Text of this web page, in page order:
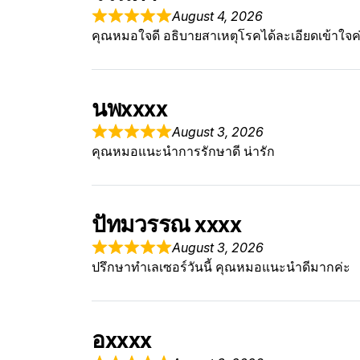
August 4, 2026
คุณหมอใจดี อธิบายสาเหตุโรคได้ละเอียดเข้าใจ
นพxxxx
August 3, 2026
คุณหมอแนะนำการรักษาดี น่ารัก
ปัทมวรรณ xxxx
August 3, 2026
ปรึกษาทำเลเซอร์วันนี้ คุณหมอแนะนำดีมากค่ะ
อxxxx